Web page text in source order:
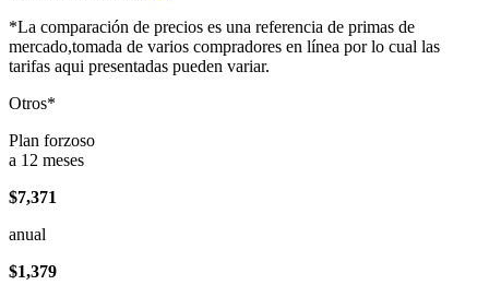
*La comparación de precios es una referencia de primas de
mercado,tomada de varios compradores en línea por lo cual las
tarifas aqui presentadas pueden variar.
Otros*
Plan forzoso
a 12 meses
$7,371
anual
$1,379